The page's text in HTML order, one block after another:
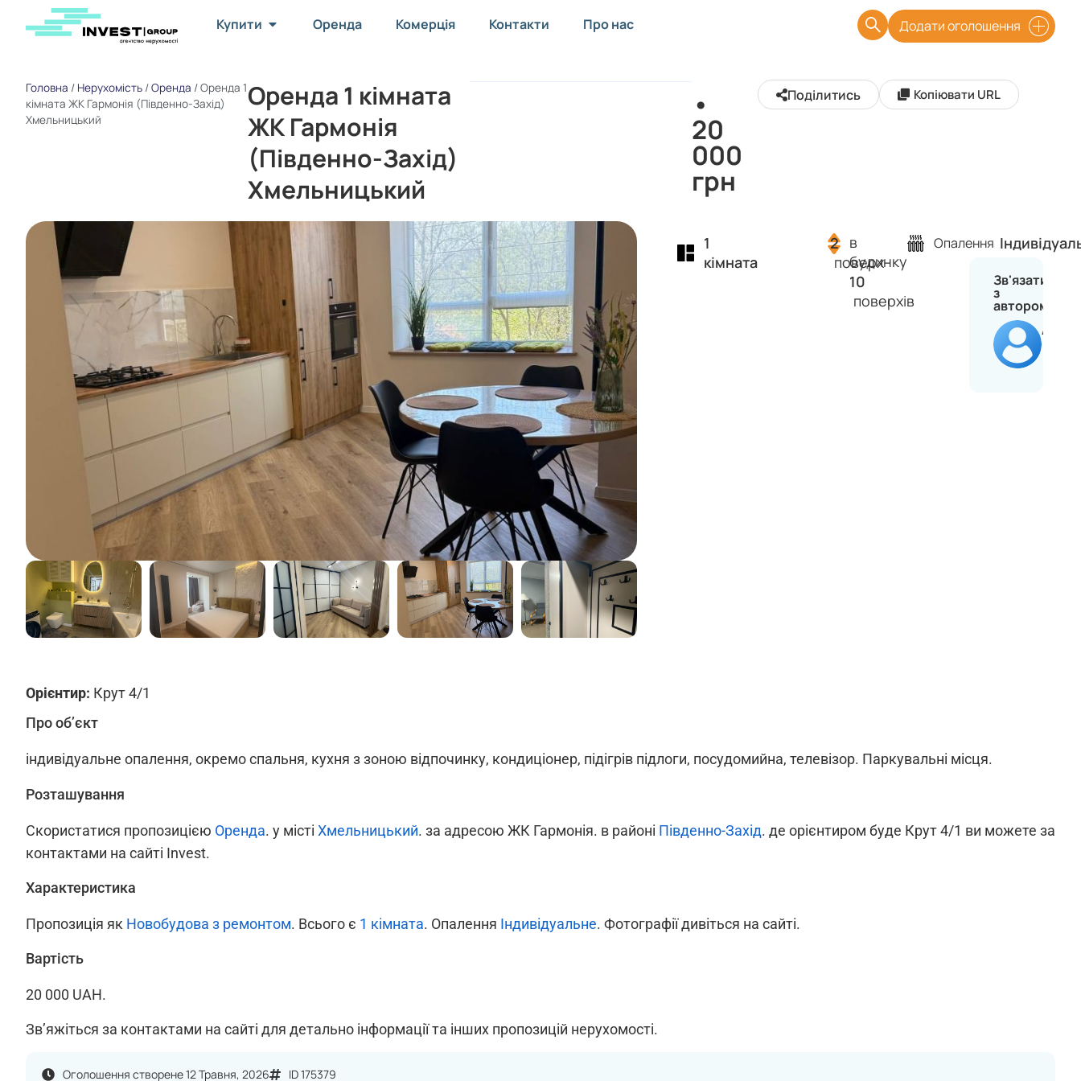
Купити Оренда Комерція Контакти Про нас Додати оголошення
Головна / Нерухомість /Оренда /Оренда 1
кімната ЖК Гармонія (Південно-Захід)
Хмельницький
Оренда 1 кімната
ЖК Гармонія
(Південно-Захід)
Хмельницький
•
20
000
грн
Поділитись Копіювати URL
1
кімната
2
поверх
в
будинку
10
поверхів
Опалення
Зв'язатися
з
автором
Орієнтир: Крут 4/1
Про об’єкт
індивідуальне опалення, окремо спальня, кухня з зоною відпочинку, кондиціонер, підігрів підлоги, посудомийна, телевізор. Паркувальні місця.
Розташування
Скористатися пропозицією Оренда. у місті Хмельницький. за адресою ЖК Гармонія. в районі Південно-Захід. де орієнтиром буде Крут 4/1 ви можете за
контактами на сайті Invest.
Характеристика
Пропозиція як Новобудова з ремонтом. Всього є 1 кімната. Опалення Індивідуальне. Фотографії дивіться на сайті.
Вартість
20 000 UAH.
Зв’яжіться за контактами на сайті для детально інформації та інших пропозицій нерухомості.
Оголошення створене 12 Травня, 2026 ID 175379